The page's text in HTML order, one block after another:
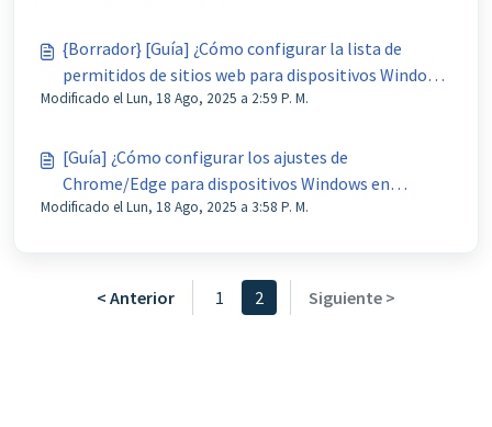
{Borrador} [Guía] ¿Cómo configurar la lista de
permitidos de sitios web para dispositivos Windows
en AirDroid Business?
Modificado el Lun, 18 Ago, 2025 a 2:59 P. M.
[Guía] ¿Cómo configurar los ajustes de
Chrome/Edge para dispositivos Windows en
AirDroid Business?
Modificado el Lun, 18 Ago, 2025 a 3:58 P. M.
< Anterior 1 2 Siguiente >